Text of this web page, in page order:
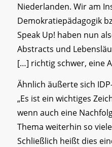
Niederlanden. Wir am
Demokratiepädagogik
Speak Up! haben nun
Abstracts und
[…] richtig schwer, eine
Ähnlich äußerte sich
„Es ist ein wichtiges
wenn auch eine
Thema weiterhin so
Schließlich heißt dies